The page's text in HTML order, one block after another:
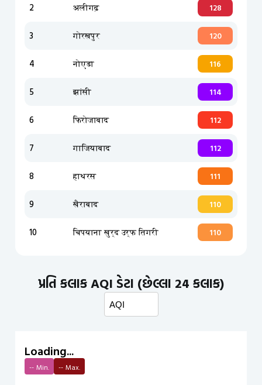
2 अलीगढ़ 128
3 गोरखपुर 120
4 नोएडा 116
5 झांसी 114
6 फिरोजाबाद 112
7 गाजियाबाद 112
8 हाथरस 111
9 खैराबाद 110
10 चिपयाना खुर्द उर्फ ​​तिगरी 110
પ્રતિ કલાક AQI ડેટા (છેલ્લા 24 કલાક)
Loading...
-- Min. -- Max.